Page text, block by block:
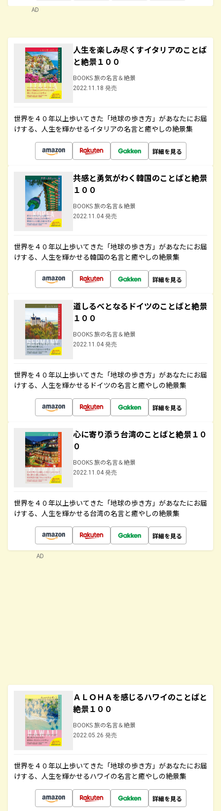
AD
人生を楽しみ尽くすイタリアのことば
と絶景１００
BOOKS 旅の名言＆絶景
2022.11.18 発売
世界を４０年以上歩いてきた「地球の歩き方」があなたにお届
けする、人生を輝かせるイタリアの名言と癒やしの絶景集
詳細を見る
共感と勇気がわく韓国のことばと絶景
１００
BOOKS 旅の名言＆絶景
2022.11.04 発売
世界を４０年以上歩いてきた「地球の歩き方」があなたにお届
けする、人生を輝かせる韓国の名言と癒やしの絶景集
詳細を見る
道しるべとなるドイツのことばと絶景
１００
BOOKS 旅の名言＆絶景
2022.11.04 発売
世界を４０年以上歩いてきた「地球の歩き方」があなたにお届
けする、人生を輝かせるドイツの名言と癒やしの絶景集
詳細を見る
心に寄り添う台湾のことばと絶景１０
０
BOOKS 旅の名言＆絶景
2022.11.04 発売
世界を４０年以上歩いてきた「地球の歩き方」があなたにお届
けする、人生を輝かせる台湾の名言と癒やしの絶景集
詳細を見る
ＡＬＯＨＡを感じるハワイのことばと
絶景１００
BOOKS 旅の名言＆絶景
2022.05.26 発売
世界を４０年以上歩いてきた「地球の歩き方」があなたにお届
けする、人生を輝かせるハワイの名言と癒やしの絶景集
詳細を見る
AD